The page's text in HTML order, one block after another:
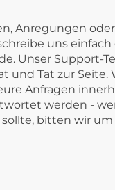
Anregungen
uns einfach
. Unser Support-
und Tat zur Seite.
Anfragen
werden -
bitten wir um